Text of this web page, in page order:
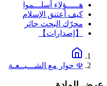
هـــــؤلاء أسلـــموا
كيف أعتنق الإسلام
محرّك البحث حائر
【إصدارات】
☫ حوار مع الشـــيــعـة